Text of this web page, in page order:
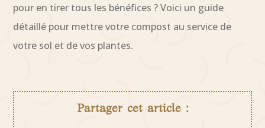
pour en tirer tous les bénéfices ? Voici un guide
détaillé pour mettre votre compost au service de
votre sol et de vos plantes.
Partager cet article :